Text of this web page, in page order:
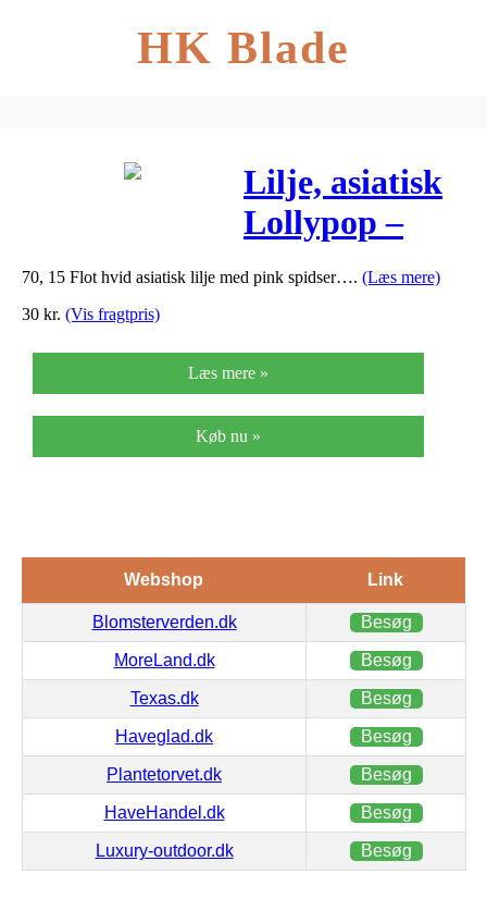
HK Blade
Lilje, asiatisk
Lollypop –
Lilium Asiatic
70, 15 Flot hvid asiatisk lilje med pink spidser…. (Læs mere)
30 kr. (Vis fragtpris)
Læs mere »
Køb nu »
Webshop Link
Blomsterverden.dk Besøg
MoreLand.dk Besøg
Texas.dk Besøg
Haveglad.dk Besøg
Plantetorvet.dk Besøg
HaveHandel.dk Besøg
Luxury-outdoor.dk Besøg